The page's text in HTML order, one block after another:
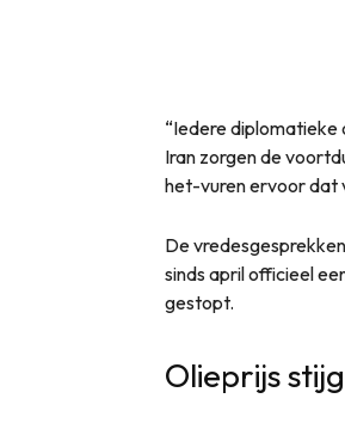
“Iedere diplomatieke
Iran zorgen de
het-vuren ervoor dat
De
sinds april officieel
gestopt.
Olieprijs